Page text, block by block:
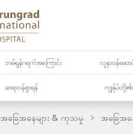
ဘမ်ရွန်ဂရက်အကြောင်း လူနာဝန်ဆော
ဆရာဝန်ရှာရန် ကျွန်ုပ်တို့၏
အခြေအနေများ & ကုသမှု အခြေအန